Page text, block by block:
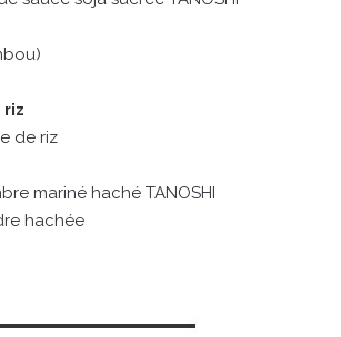
riz
de riz
mariné haché TANOSHI
hachée